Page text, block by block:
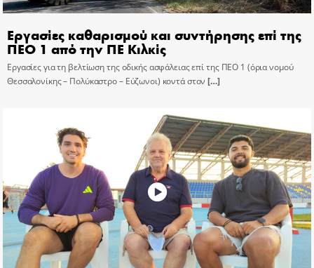
Εργασίες καθαρισμού και συντήρησης επί της
ΠΕΟ 1 από την ΠΕ Κιλκίς
Εργασίες για τη βελτίωση της οδικής ασφάλειας επί της ΠΕΟ 1 (όρια νομού
Θεσσαλονίκης – Πολύκαστρο – Εύζωνοι) κοντά στον […]